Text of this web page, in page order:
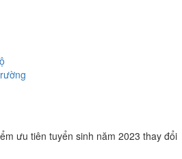
ưu tiên tuyển sinh năm 2023 thay đổi